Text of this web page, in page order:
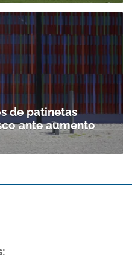
de patinetas
ante aumento